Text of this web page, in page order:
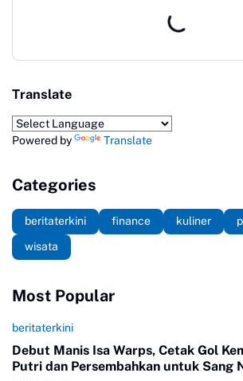
Translate
Powered by Translate
Categories
beritaterkini finance kuliner
wisata
Most Popular
beritaterkini
Debut Manis Isa Warps, Cetak Gol
Putri dan Persembahkan untuk Sang